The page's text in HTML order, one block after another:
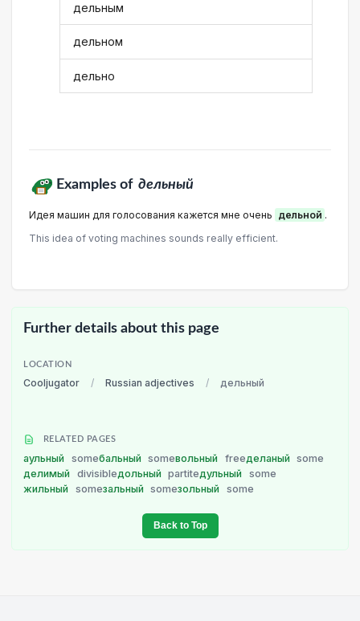
дельным
дельном
дельно
Examples of дельный
Идея машин для голосования кажется мне очень дельной .
This idea of voting machines sounds really efficient.
Further details about this page
LOCATION
Cooljugator / Russian adjectives / дельный
RELATED PAGES
аульный someбальный someвольный freeделаный
some
делимый
divisibleдольный partiteдульный
some
жильный
someзальный someзольный some
Back to Top